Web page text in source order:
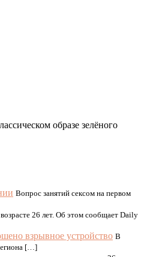
образе зелёного
Вопрос занятий сексом на первом
26 лет. Об этом сообщает Daily
взрывное устройство В
[…]